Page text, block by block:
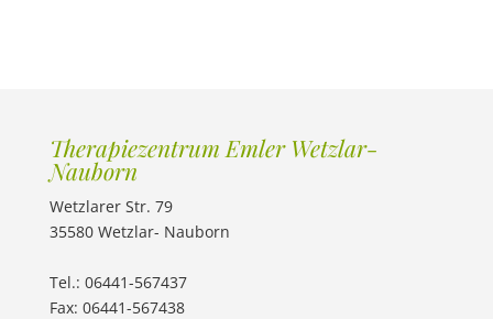
Therapiezentrum Emler Wetzlar-
Nauborn
Wetzlarer Str. 79
35580 Wetzlar- Nauborn
Tel.: 06441-567437
Fax: 06441-567438